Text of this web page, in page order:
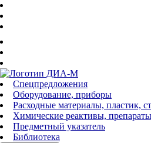
Спецпредложения
Оборудование, приборы
Расходные материалы, пластик,
Химические реактивы,
Предметный указатель
Библиотека